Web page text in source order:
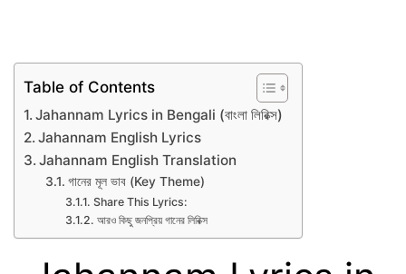
Table of Contents
Jahannam Lyrics in Bengali (বাংলা লিরিক্স)
Jahannam English Lyrics
Jahannam English Translation
গানের মূল ভাব (Key Theme)
Share This Lyrics:
আরও কিছু জনপ্রিয় গানের লিরিক্স